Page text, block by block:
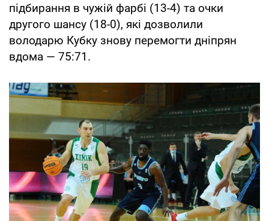
підбирання в чужій фарбі (13-4) та очки
другого шансу (18-0), які дозволили
володарю Кубку знову перемогти дніпрян
вдома — 75:71.